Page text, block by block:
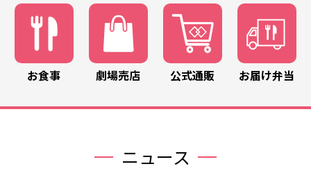
お食事 劇場売店 公式通販 お届け弁当
ニュース